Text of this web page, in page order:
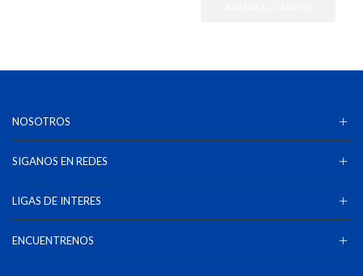
NOSOTROS
SIGANOS EN REDES
LIGAS DE INTERES
ENCUENTRENOS